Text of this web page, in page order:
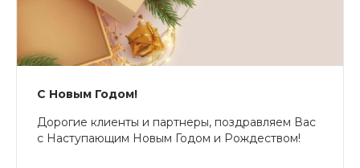
С Новым Годом!
Дорогие клиенты и партнеры, поздравляем Вас
с Наступающим Новым Годом и Рождеством!